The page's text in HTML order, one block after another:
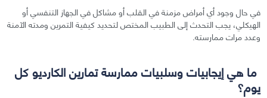
في حال وجود أي أمراض مزمنة في القلب أو مشاكل في الجهاز التنفسي أو
الهيكلي، يجب التحدث إلى الطبيب المختص لتحديد كيفية التمرين ومدته الآمنة
وعدد مرات ممارسته.
ما هي إيجابيات وسلبيات ممارسة تمارين الكارديو كل
يوم؟